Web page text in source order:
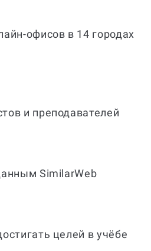
офисов в 14 городах
и преподавателей
SimilarWeb
целей в учёбе